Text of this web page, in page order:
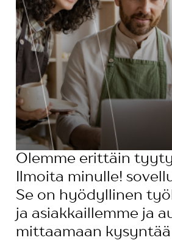
Olemme erittäin
Ilmoita minulle!
Se on hyödyllinen
ja asiakkaillemme ja
mittaamaan